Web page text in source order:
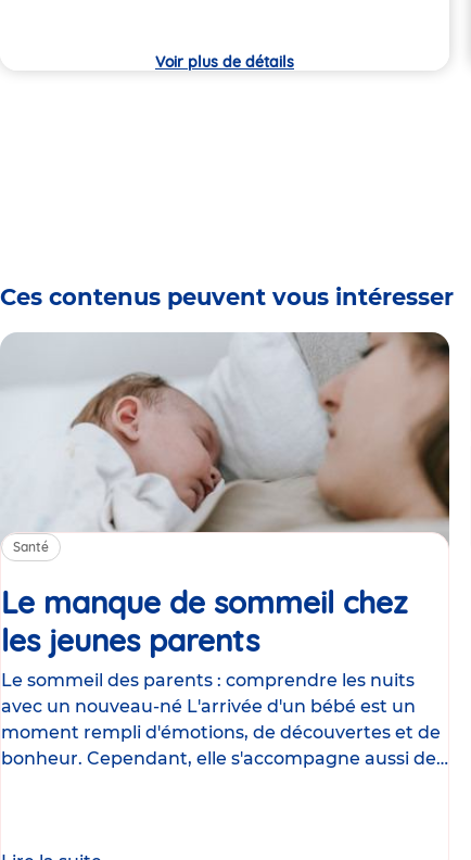
Voir plus de détails
Ces contenus peuvent vous intéresser
Santé
Le manque de sommeil chez
les jeunes parentsArticle
Le sommeil des parents : comprendre les nuits
avec un nouveau-né L'arrivée d'un bébé est un
moment rempli d'émotions, de découvertes et de
bonheur. Cependant, elle s'accompagne aussi de